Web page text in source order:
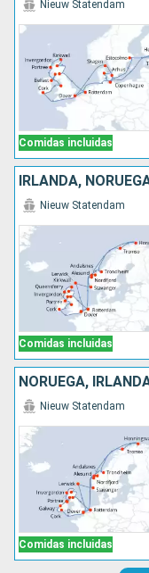
Comidas incluidas
Nieuw Statendam
Comidas incluidas
Nieuw Statendam
Comidas incluidas
Nieuw Statendam